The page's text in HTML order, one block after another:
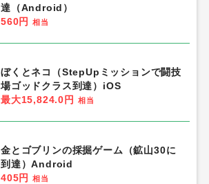
達（Android）
560円
相当
ぼくとネコ（StepUpミッションで闘技
場ゴッドクラス到達）iOS
最大15,824.0円
相当
金とゴブリンの採掘ゲーム（鉱山30に
到達）Android
405円
相当